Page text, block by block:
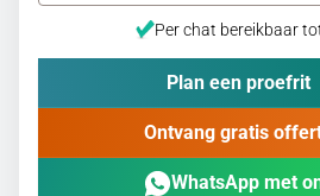
Per chat bereikbaar
Plan een proefrit
Ontvang gratis
WhatsApp met